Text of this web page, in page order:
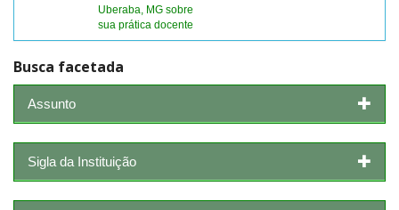
Uberaba, MG sobre
sua prática docente
Busca facetada
Assunto
Sigla da Instituição